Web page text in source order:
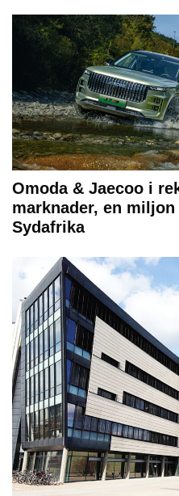
Omoda & Jaecoo i
marknader, en
Sydafrika